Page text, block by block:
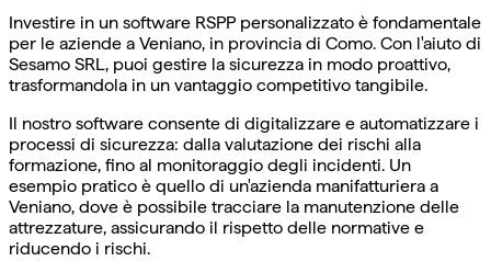
Investire in un software RSPP personalizzato è fondamentale
per le aziende a Veniano, in provincia di Como. Con l'aiuto di
Sesamo SRL, puoi gestire la sicurezza in modo proattivo,
trasformandola in un vantaggio competitivo tangibile.
Il nostro software consente di digitalizzare e automatizzare i
processi di sicurezza: dalla valutazione dei rischi alla
formazione, fino al monitoraggio degli incidenti. Un
esempio pratico è quello di un'azienda manifatturiera a
Veniano, dove è possibile tracciare la manutenzione delle
attrezzature, assicurando il rispetto delle normative e
riducendo i rischi.